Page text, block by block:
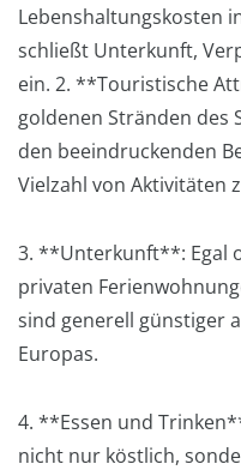
Lebenshaltungskosten
schließt Unterkunft,
ein. 2. **Touristische
goldenen Stränden des
den beeindruckenden
Vielzahl von Aktivitäten
3. **Unterkunft**: Egal
privaten
sind generell günstiger
Europas.
4. **Essen und
nicht nur köstlich,